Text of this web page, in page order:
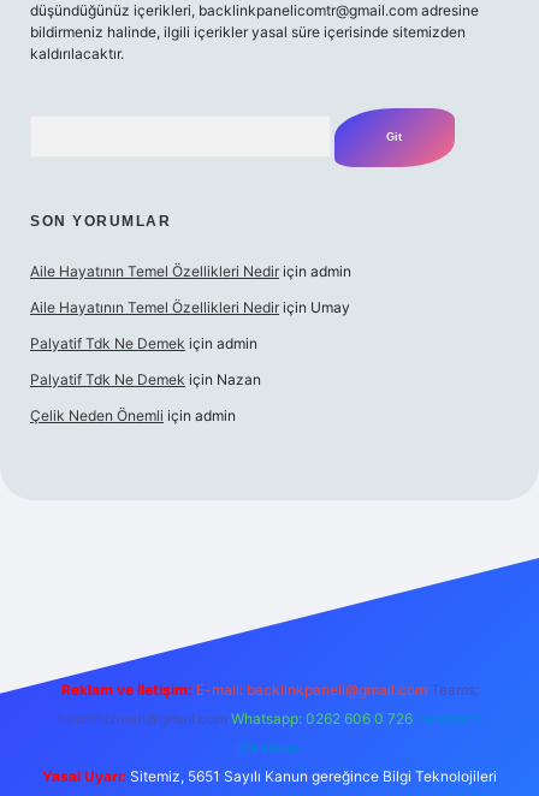
düşündüğünüz içerikleri, backlinkpanelicomtr@gmail.com adresine
bildirmeniz halinde, ilgili içerikler yasal süre içerisinde sitemizden
kaldırılacaktır.
SON YORUMLAR
Aile Hayatının Temel Özellikleri Nedir için admin
Aile Hayatının Temel Özellikleri Nedir için Umay
Palyatif Tdk Ne Demek için admin
Palyatif Tdk Ne Demek için Nazan
Çelik Neden Önemli için admin
Reklam ve İletişim: E-mail: backlinkpaneli@gmail.com Teams:
forumhizmeti@gmail.com Whatsapp: 0262 606 0 726 Telegram:
@karabul
Yasal Uyarı: Sitemiz, 5651 Sayılı Kanun gereğince Bilgi Teknolojileri